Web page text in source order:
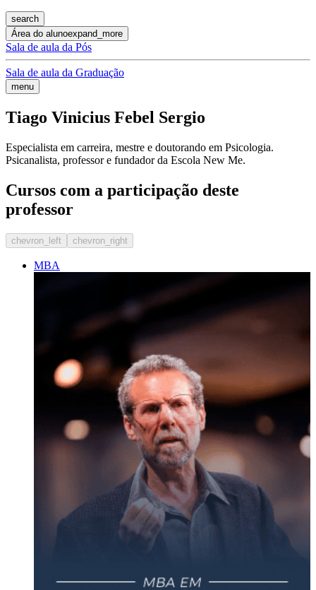
search
Área do alunoexpand_more
Sala de aula da Pós
Sala de aula da Graduação
menu
Tiago Vinicius Febel Sergio
Especialista em carreira, mestre e doutorando em Psicologia.
Psicanalista, professor e fundador da Escola New Me.
Cursos com a participação deste
professor
chevron_left chevron_right
MBA